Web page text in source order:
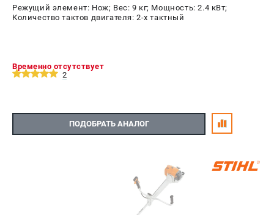
Режущий элемент: Нож; Вес: 9 кг; Мощность: 2.4 кВт;
Количество тактов двигателя: 2-х тактный
Временно отсутствует
2
ПОДОБРАТЬ АНАЛОГ